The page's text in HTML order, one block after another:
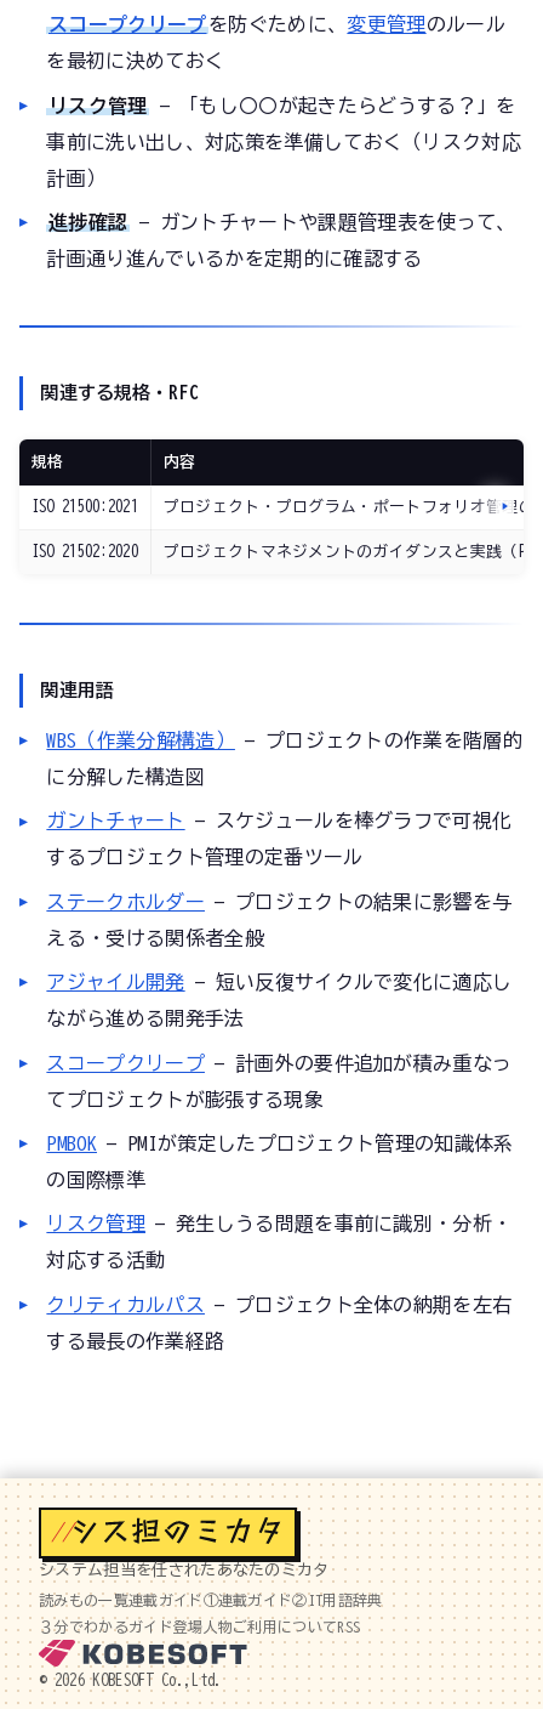
スコープクリープを防ぐために、 変更管理のルール
を最初に決めておく
リスク管理 — 「もし〇〇が起きたらどうする？」を
事前に洗い出し、対応策を準備しておく（リスク対応
計画）
進捗確認— ガントチャートや課題管理表を使って、
計画通り進んでいるかを定期的に確認する
関連する規格・RFC
規格 内容
ISO 21500:2021 プロジェクト・プログラム・ポートフォリオ管理の
ISO 21502:2020 プロジェクトマネジメントのガイダンスと実践（
関連用語
WBS（作業分解構造）
— プロジェクトの作業を階層的
に分解した構造図
ガントチャート
— スケジュールを棒グラフで可視化
するプロジェクト管理の定番ツール
ステークホルダー — プロジェクトの結果に影響を与
える・受ける関係者全般
アジャイル開発 — 短い反復サイクルで変化に適応し
ながら進める開発手法
スコープクリープ— 計画外の要件追加が積み重なっ
てプロジェクトが膨張する現象
PMBOK — PMIが策定したプロジェクト管理の知識体系
の国際標準
リスク管理 — 発生しうる問題を事前に識別・分析・
対応する活動
クリティカルパス
— プロジェクト全体の納期を左右
する最長の作業経路
//
システム担当を任されたあなたのミカタ
読みもの一覧連載ガイド①連載ガイド②IT用語辞典
３分でわかるガイド登場人物ご利用についてRSS
© 2026 KOBESOFT Co.,Ltd.